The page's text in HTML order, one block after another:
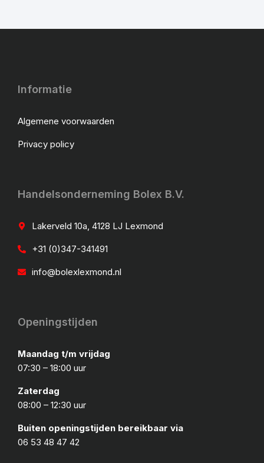
Informatie
Algemene voorwaarden
Privacy policy
Handelsonderneming Bolex B.V.
Lakerveld 10a, 4128 LJ Lexmond
+31 (0)347-341491
info@bolexlexmond.nl
Openingstijden
Maandag t/m vrijdag
07:30 – 18:00 uur
Zaterdag
08:00 – 12:30 uur
Buiten openingstijden bereikbaar via
06 53 48 47 42